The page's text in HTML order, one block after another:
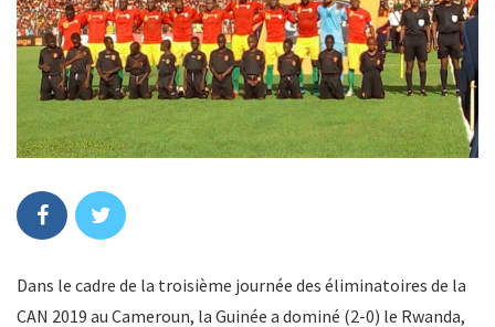
Dans le cadre de la troisième journée des éliminatoires de la
CAN 2019 au Cameroun, la Guinée a dominé (2-0) le Rwanda,